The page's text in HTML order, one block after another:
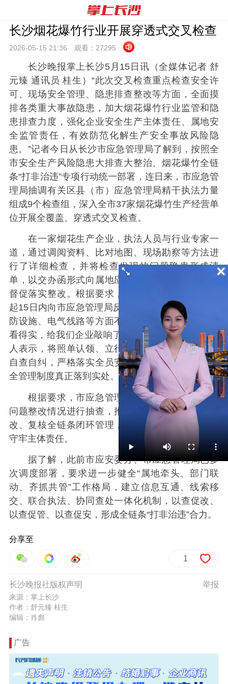
长沙烟花爆竹行业开展穿透式交叉检查
2026-05-15 21:36 观看： 27295
长沙晚报掌上长沙5月15日讯（全媒体记者 舒
元臻 通讯员 桂生）“此次交叉检查重点检查安全许
可、现场安全管理、隐患排查整改等方面，全面摸
排各类重大事故隐患，加大烟花爆竹行业监管和隐
患排查力度，强化企业安全生产主体责任、属地安
全监管责任，有效防范化解生产安全事故风险隐
患。”记者今日从长沙市应急管理局了解到，按照全
市安全生产风险隐患大排查大整治、烟花爆竹全链
条“打非治违”专项行动统一部署，连日来，市应急管
理局抽调有关区县（市）应急管理局精干执法力量
组成9个检查组，深入全市37家烟花爆竹生产经营单
位开展全覆盖、穿透式交叉检查。
在一家烟花生产企业，执法人员与行业专家一
道，通过调阅资料、比对地图、现场勘察等方法进
行了详细检查，并将检查发现的问题隐患形成清
单，以交办函形式向属地应急管理部门交办，由其
督促落实整改。根据要求，整改情况须从交办之日
起15日内向市应急管理局反馈。“这次检查指出了消
防设施、电气线路等方面不少细节隐患，查得细、
看得实，给我们企业敲响了安全警钟。”该企业负责
人表示，将照单认领、立行立改，常态化开展隐患
自查自纠，严格落实全员安全生产责任，把各项安
全管理制度真正落到实处、抓在日常。
根据要求，市应急管理局将对交叉检查发现的
问题整改情况进行抽查，推动隐患发现、交办、整
改、复核全链条闭环管理，倒逼企业绷紧安全弦、
守牢主体责任。
据了解，此前市应安委办、市应急管理局已多
次调度部署，要求进一步健全“属地牵头、部门联
动、齐抓共管”工作格局，建立信息互通、线索移
交、联合执法、协同查处一体化机制，以查促改、
以查促管、以查促安，形成全链条“打非治违”合力。
分享至
1
举报
长沙晚报社版权声明
来源：掌上长沙
作者：舒元臻 桂生
编辑：肖彪
广告